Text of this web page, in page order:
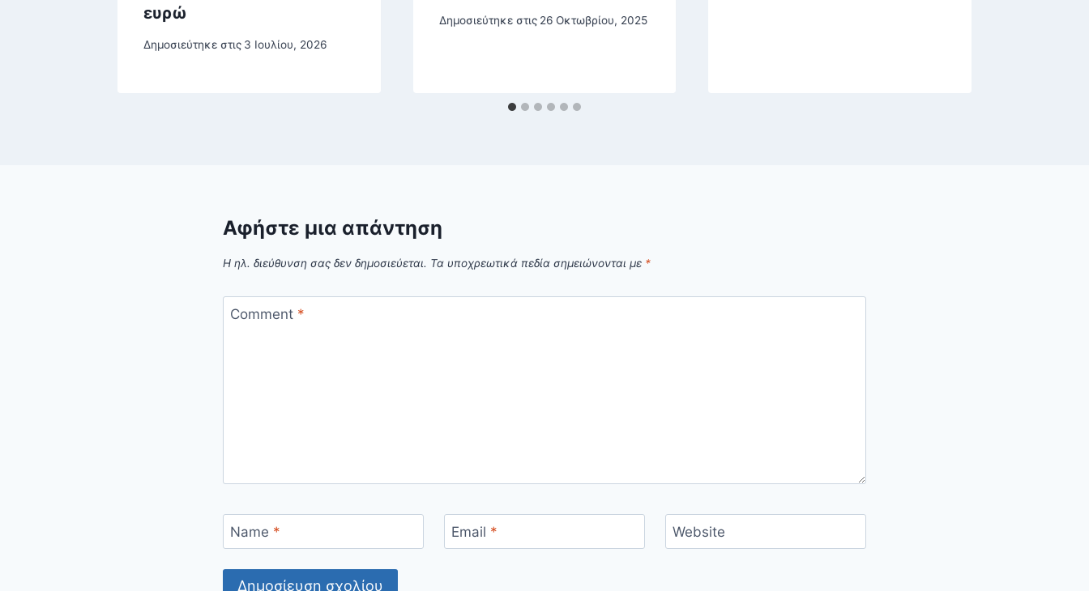
ευρώ
Δημοσιεύτηκε στις 3 Ιουλίου, 2026
Δημοσιεύτηκε στις 26 Οκτωβρίου, 2025
Αφήστε μια απάντηση
Η ηλ. διεύθυνση σας δεν δημοσιεύεται. Τα υποχρεωτικά πεδία σημειώνονται με *
Comment *
Name * Email * Website